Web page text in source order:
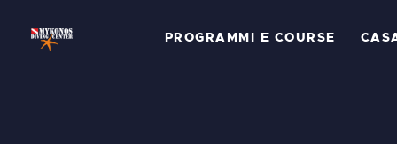
PROGRAMMI E COURSE